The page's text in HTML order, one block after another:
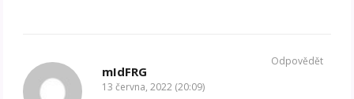
mIdFRG
13 června, 2022 (20:09)
Odpovědět